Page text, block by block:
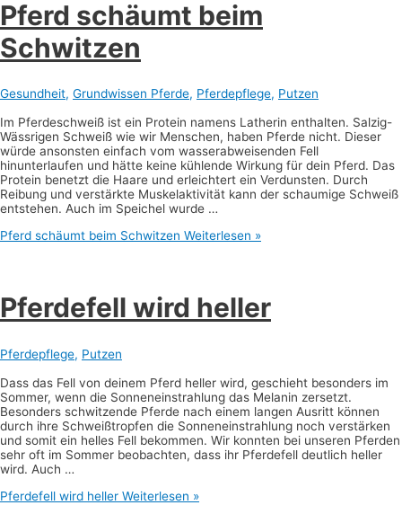
Pferd schäumt beim
Schwitzen
Gesundheit, Grundwissen Pferde, Pferdepflege, Putzen
Im Pferdeschweiß ist ein Protein namens Latherin enthalten. Salzig-
Wässrigen Schweiß wie wir Menschen, haben Pferde nicht. Dieser
würde ansonsten einfach vom wasserabweisenden Fell
hinunterlaufen und hätte keine kühlende Wirkung für dein Pferd. Das
Protein benetzt die Haare und erleichtert ein Verdunsten. Durch
Reibung und verstärkte Muskelaktivität kann der schaumige Schweiß
entstehen. Auch im Speichel wurde …
Pferd schäumt beim Schwitzen Weiterlesen »
Pferdefell wird heller
Pferdepflege, Putzen
Dass das Fell von deinem Pferd heller wird, geschieht besonders im
Sommer, wenn die Sonneneinstrahlung das Melanin zersetzt.
Besonders schwitzende Pferde nach einem langen Ausritt können
durch ihre Schweißtropfen die Sonneneinstrahlung noch verstärken
und somit ein helles Fell bekommen. Wir konnten bei unseren Pferden
sehr oft im Sommer beobachten, dass ihr Pferdefell deutlich heller
wird. Auch …
Pferdefell wird heller Weiterlesen »